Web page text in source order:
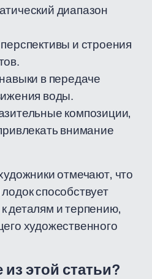
диапазон
и строения
в передаче
воды.
композиции,
внимание
отмечают, что
способствует
деталям и терпению,
художественного
этой статьи?